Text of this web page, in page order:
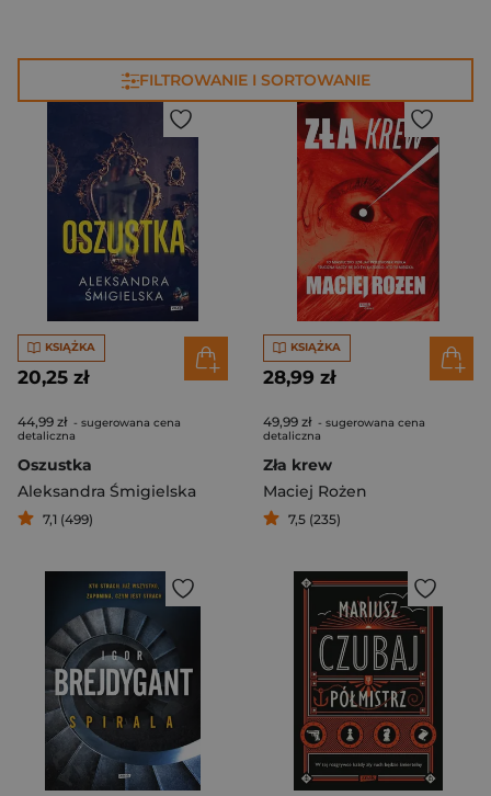
FILTROWANIE I SORTOWANIE
KSIĄŻKA
20,25 zł
44,99 zł - sugerowana cena
detaliczna
Oszustka
Aleksandra Śmigielska
7,1 (499)
KSIĄŻKA
28,99 zł
49,99 zł - sugerowana cena
detaliczna
Zła krew
Maciej Rożen
7,5 (235)